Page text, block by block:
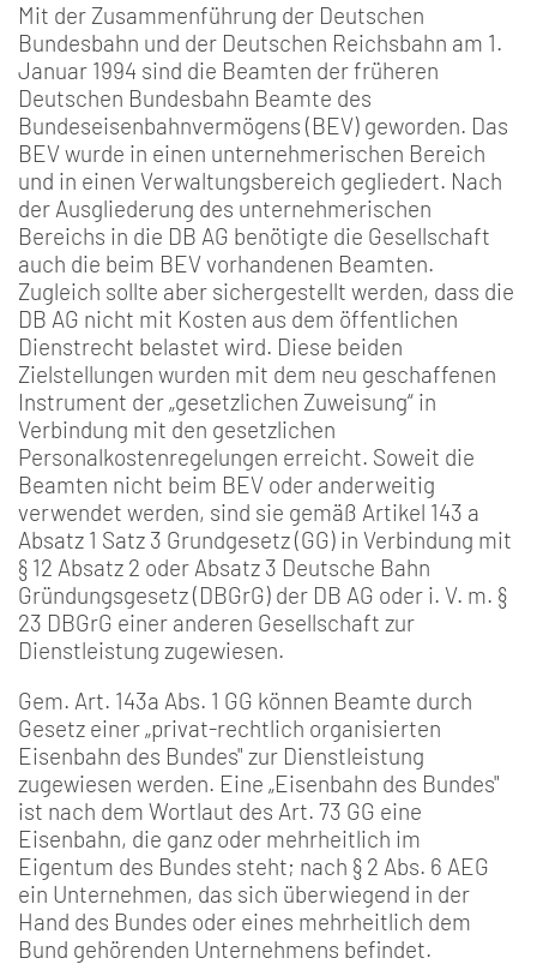
Mit der Zusammenführung der Deutschen
Bundesbahn und der Deutschen Reichsbahn am 1.
Januar 1994 sind die Beamten der früheren
Deutschen Bundesbahn Beamte des
Bundeseisenbahnvermögens (BEV) geworden. Das
BEV wurde in einen unternehmerischen Bereich
und in einen Verwaltungsbereich gegliedert. Nach
der Ausgliederung des unternehmerischen
Bereichs in die DB AG benötigte die Gesellschaft
auch die beim BEV vorhandenen Beamten.
Zugleich sollte aber sichergestellt werden, dass die
DB AG nicht mit Kosten aus dem öffentlichen
Dienstrecht belastet wird. Diese beiden
Zielstellungen wurden mit dem neu geschaffenen
Instrument der „gesetzlichen Zuweisung“ in
Verbindung mit den gesetzlichen
Personalkostenregelungen erreicht. Soweit die
Beamten nicht beim BEV oder anderweitig
verwendet werden, sind sie gemäß Artikel 143 a
Absatz 1 Satz 3 Grundgesetz (GG) in Verbindung mit
§ 12 Absatz 2 oder Absatz 3 Deutsche Bahn
Gründungsgesetz (DBGrG) der DB AG oder i. V. m. §
23 DBGrG einer anderen Gesellschaft zur
Dienstleistung zugewiesen.
Gem. Art. 143a Abs. 1 GG können Beamte durch
Gesetz einer „privat-rechtlich organisierten
Eisenbahn des Bundes" zur Dienstleistung
zugewiesen werden. Eine „Eisenbahn des Bundes"
ist nach dem Wortlaut des Art. 73 GG eine
Eisenbahn, die ganz oder mehrheitlich im
Eigentum des Bundes steht; nach § 2 Abs. 6 AEG
ein Unternehmen, das sich überwiegend in der
Hand des Bundes oder eines mehrheitlich dem
Bund gehörenden Unternehmens befindet.